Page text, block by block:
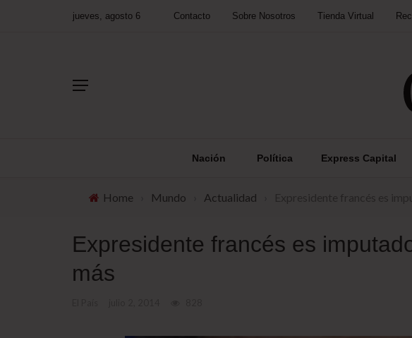
jueves, agosto 6 Contacto Sobre Nosotros Tienda Virtual
Nación Política Express Capital
Home Mundo Actualidad
Expresidente francés es
más